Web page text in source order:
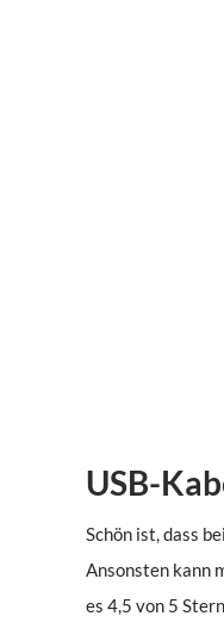
USB-
Schön ist, dass
Ansonsten kann
es 4,5 von 5